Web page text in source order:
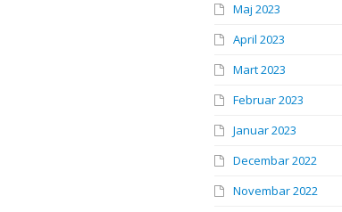
Maj 2023
April 2023
Mart 2023
Februar 2023
Januar 2023
Decembar 2022
Novembar 2022